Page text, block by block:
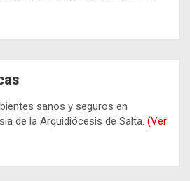
sanos y seguros en
de la Arquidiócesis de Salta. (Ver